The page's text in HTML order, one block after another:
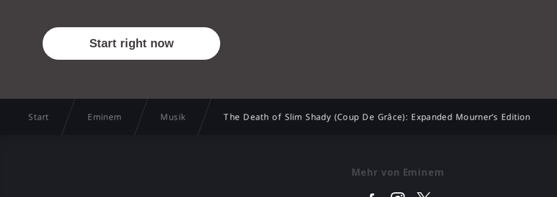
Start Eminem Musik The Death of Slim Shady (Coup De Grâce): Expanded Mourner’s Edition
Mehr von Eminem